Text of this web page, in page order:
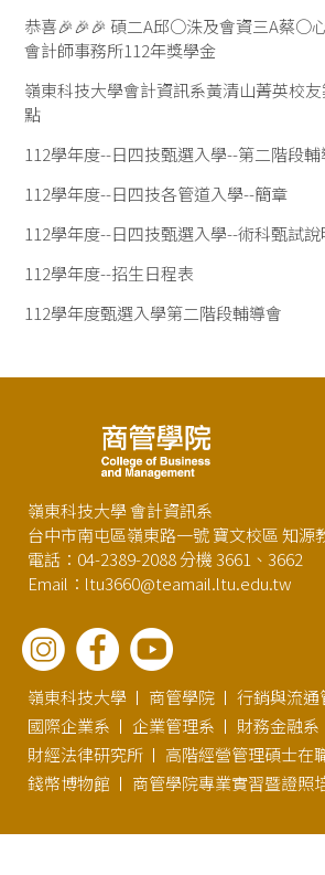
恭喜🎉🎉🎉 碩二A邱○洙及會資三A蔡○
會計師事務所112年獎學金
嶺東科技大學會計資訊系黃清山菁英校
點
112學年度--日四技甄選入學--第二階段輔
112學年度--日四技各管道入學--簡章
112學年度--日四技甄選入學--術科甄試
112學年度--招生日程表
112學年度甄選入學第二階段輔導會
嶺東科技大學 會計資訊系
台中市南屯區嶺東路一號 寶文校區 知源
電話：04-2389-2088 分機 3661、3662
Email：ltu3660@teamail.ltu.edu.tw
嶺東科技大學 商管學院
行銷與流通
國際企業系
企業管理系 財務金融系
財經法律研究所
高階經營管理碩士在
錢幣博物館
商管學院專業實習暨證照